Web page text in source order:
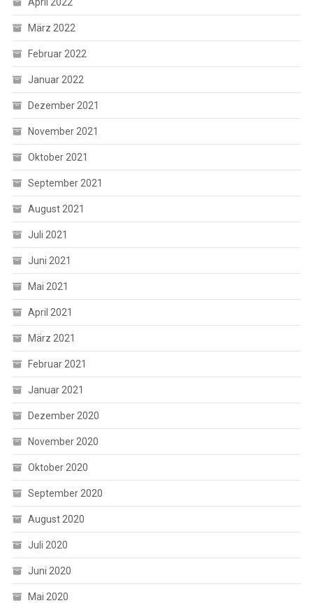
März 2022
Februar 2022
Januar 2022
Dezember 2021
November 2021
Oktober 2021
September 2021
August 2021
Juli 2021
Juni 2021
Mai 2021
April 2021
März 2021
Februar 2021
Januar 2021
Dezember 2020
November 2020
Oktober 2020
September 2020
August 2020
Juli 2020
Juni 2020
Mai 2020